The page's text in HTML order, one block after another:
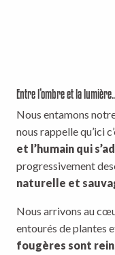
Entre l’ombre et la
Nous entamons
nous rappelle qu’ici
et l’humain qui
progressivement
naturelle et
Nous arrivons au
entourés de plantes
fougères sont